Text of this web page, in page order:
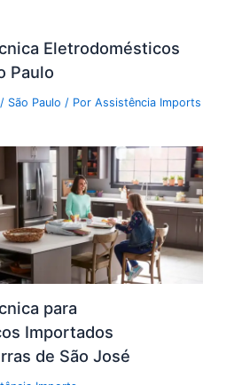
Eletrodomésticos
Paulo
/ São Paulo / PorAssistência Imports
para
Importados
de São José